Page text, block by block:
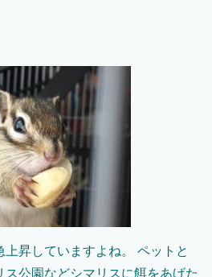
昇していますよね。 ペットと
ス公園などシマリスに餌をあげた